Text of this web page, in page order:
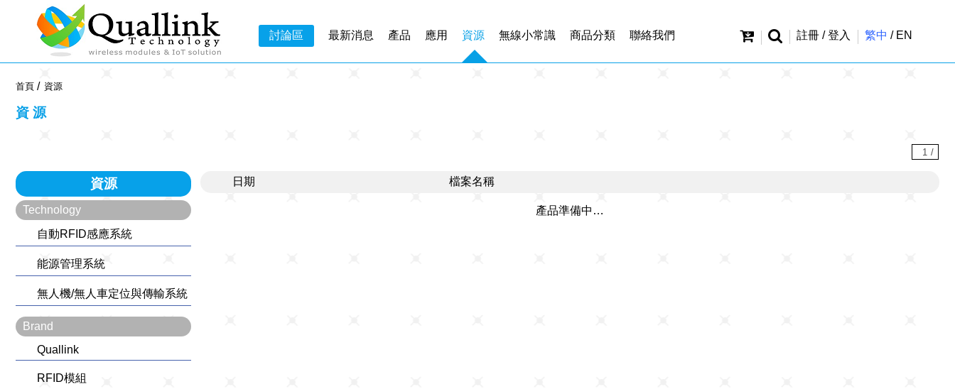
討論區 最新消息 產品 應用 資源 無線小常識 商品分類 聯絡我們 註冊 / 登入 繁中 / EN
首頁 資源
資源
1 /
資源
Technology
自動RFID感應系統
能源管理系統
無人機/無人車定位與傳輸系統
Brand
Quallink
RFID模組
日期 檔案名稱
產品準備中…